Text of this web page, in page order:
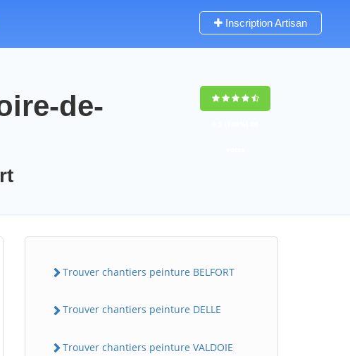
Inscription Artisan
de-
Trouver chantiers peinture BELFORT
Trouver chantiers peinture DELLE
Trouver chantiers peinture VALDOIE